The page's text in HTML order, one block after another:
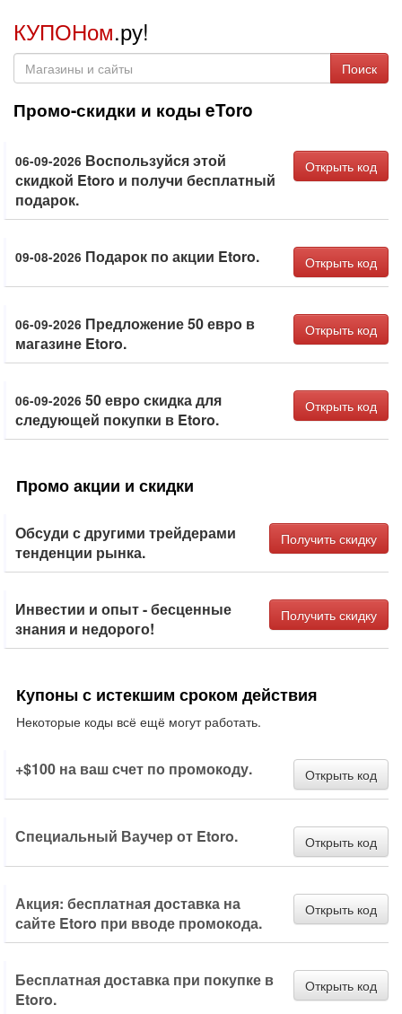
КУПОНом.ру!
Поиск
Промо-скидки и коды eToro
06-09-2026 Воспользуйся этой
скидкой Etoro и получи бесплатный
подарок.
Открыть код
09-08-2026 Подарок по акции Etoro. Открыть код
06-09-2026 Предложение 50 евро в
магазине Etoro.
Открыть код
06-09-2026 50 евро скидка для
следующей покупки в Etoro.
Открыть код
Промо акции и скидки
Обсуди с другими трейдерами
тенденции рынка.
Получить скидку
Инвестии и опыт - бесценные
знания и недорого!
Получить скидку
Купоны с истекшим сроком действия
Некоторые коды всё ещё могут работать.
+$100 на ваш счет по промокоду. Открыть код
Специальный Ваучер от Etoro. Открыть код
Акция: бесплатная доставка на
сайте Etoro при вводе промокода.
Открыть код
Бесплатная доставка при покупке в
Etoro.
Открыть код